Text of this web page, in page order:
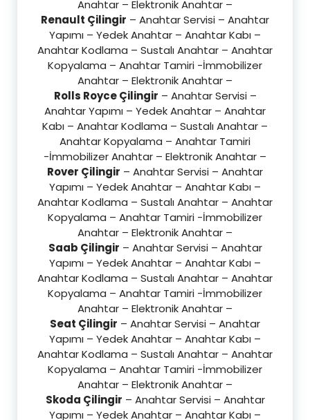
Anahtar – Elektronik Anahtar –
Renault Çilingir – Anahtar Servisi – Anahtar
Yapımı – Yedek Anahtar – Anahtar Kabı –
Anahtar Kodlama – Sustalı Anahtar – Anahtar
Kopyalama – Anahtar Tamiri -İmmobilizer
Anahtar – Elektronik Anahtar –
Rolls Royce Çilingir – Anahtar Servisi –
Anahtar Yapımı – Yedek Anahtar – Anahtar
Kabı – Anahtar Kodlama – Sustalı Anahtar –
Anahtar Kopyalama – Anahtar Tamiri
-İmmobilizer Anahtar – Elektronik Anahtar –
Rover Çilingir – Anahtar Servisi – Anahtar
Yapımı – Yedek Anahtar – Anahtar Kabı –
Anahtar Kodlama – Sustalı Anahtar – Anahtar
Kopyalama – Anahtar Tamiri -İmmobilizer
Anahtar – Elektronik Anahtar –
Saab Çilingir – Anahtar Servisi – Anahtar
Yapımı – Yedek Anahtar – Anahtar Kabı –
Anahtar Kodlama – Sustalı Anahtar – Anahtar
Kopyalama – Anahtar Tamiri -İmmobilizer
Anahtar – Elektronik Anahtar –
Seat Çilingir – Anahtar Servisi – Anahtar
Yapımı – Yedek Anahtar – Anahtar Kabı –
Anahtar Kodlama – Sustalı Anahtar – Anahtar
Kopyalama – Anahtar Tamiri -İmmobilizer
Anahtar – Elektronik Anahtar –
Skoda Çilingir – Anahtar Servisi – Anahtar
Yapımı – Yedek Anahtar – Anahtar Kabı –